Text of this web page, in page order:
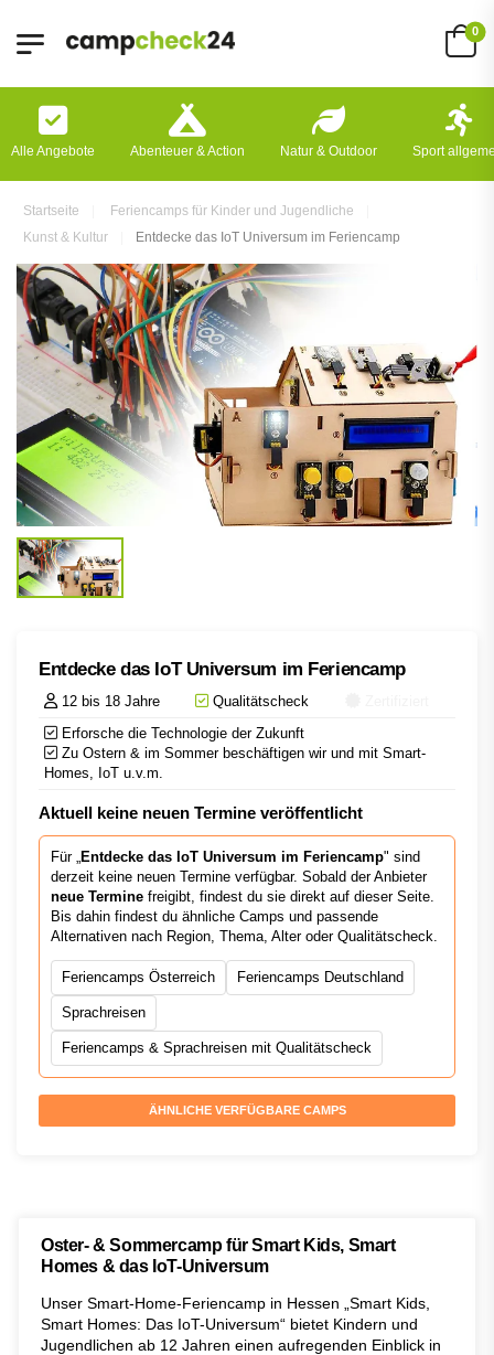
0
Alle Angebote Abenteuer & Action Natur & Outdoor Sport
Startseite
Feriencamps für Kinder und Jugendliche
Kunst & Kultur
Entdecke das IoT Universum im Feriencamp
Entdecke das IoT Universum im Feriencamp
12 bis 18 Jahre Qualitätscheck
Erforsche die Technologie der Zukunft
Zu Ostern & im Sommer beschäftigen wir und mit Smart-
Homes, IoT u.v.m.
Aktuell keine neuen Termine veröffentlicht
Für „ Entdecke das IoT Universum im Feriencamp" sind
derzeit keine neuen Termine verfügbar. Sobald der Anbieter
neue Termine freigibt, findest du sie direkt auf dieser Seite.
Bis dahin findest du ähnliche Camps und passende
Alternativen nach Region, Thema, Alter oder Qualitätscheck.
Feriencamps Österreich Feriencamps Deutschland
Sprachreisen
Feriencamps & Sprachreisen mit Qualitätscheck
ÄHNLICHE VERFÜGBARE CAMPS
Oster- & Sommercamp für Smart Kids, Smart
Homes & das IoT-Universum
Unser Smart-Home-Feriencamp in Hessen „Smart Kids,
Smart Homes: Das IoT-Universum“ bietet Kindern und
Jugendlichen ab 12 Jahren einen aufregenden Einblick in